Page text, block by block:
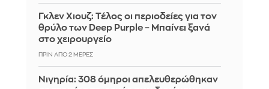
Γκλεν Χιουζ: Τέλος οι περιοδείες για τον
θρύλο των Deep Purple – Μπαίνει ξανά
στο χειρουργείο
ΠΡΙΝ ΑΠΌ 2 ΜΈΡΕΣ
Νιγηρία: 308 όμηροι απελευθερώθηκαν